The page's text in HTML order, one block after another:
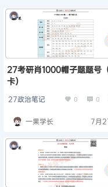
27考研肖1000帽子题题号
卡）
27政治笔记 0 0
一果学长 7月